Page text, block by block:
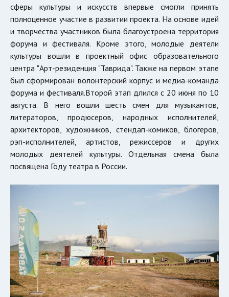
сферы культуры и искусств впервые смогли принять
полноценное участие в развитии проекта. На основе идей
и творчества участников была благоустроена территория
форума и фестиваля. Кроме этого, молодые деятели
культуры вошли в проектный офис образовательного
центра "Арт-резиденция "Таврида". Также на первом этапе
был сформирован волонтерский корпус и медиа-команда
форума и фестиваля.Второй этап длился с 20 июня по 10
августа. В него вошли шесть смен для музыкантов,
литераторов, продюсеров, народных исполнителей,
архитекторов, художников, стендап-комиков, блогеров,
рэп-исполнителей, артистов, режиссеров и других
молодых деятелей культуры. Отдельная смена была
посвящена Году театра в России.